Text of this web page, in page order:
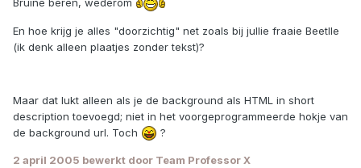
Bruine beren, wederom
En hoe krijg je alles "doorzichtig" net zoals bij jullie fraaie Beetlle
(ik denk alleen plaatjes zonder tekst)?
Maar dat lukt alleen als je de background als HTML in short
description toevoegd; niet in het voorgeprogrammeerde hokje van
de background url. Toch
?
2 april 2005 bewerkt door Team Professor X